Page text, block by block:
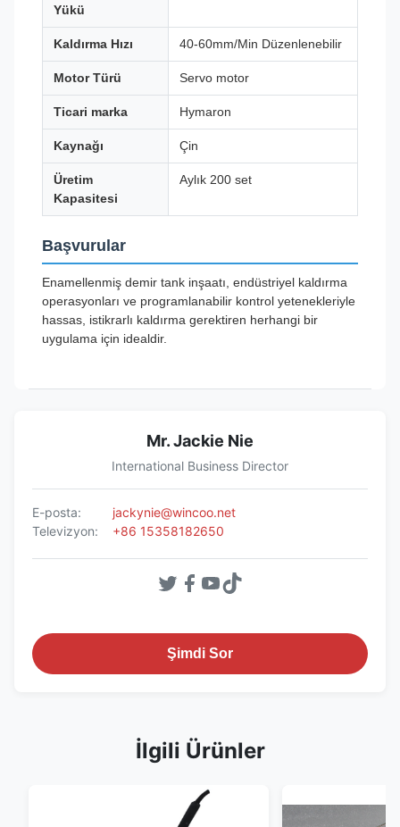
Yükü
Kaldırma Hızı 40-60mm/Min Düzenlenebilir
Motor Türü Servo motor
Ticari marka Hymaron
Kaynağı Çin
Üretim
Kapasitesi
Aylık 200 set
Başvurular
Enamellenmiş demir tank inşaatı, endüstriyel kaldırma
operasyonları ve programlanabilir kontrol yetenekleriyle
hassas, istikrarlı kaldırma gerektiren herhangi bir
uygulama için idealdir.
Mr. Jackie Nie
International Business Director
E-posta:
jackynie@wincoo.net
Televizyon:
+86 15358182650
Şimdi Sor
İlgili Ürünler